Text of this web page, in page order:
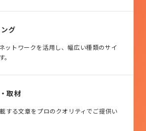
グ
ットワークを活用し、幅広い種類のサイ
取材
する文章をプロのクオリティでご提供い